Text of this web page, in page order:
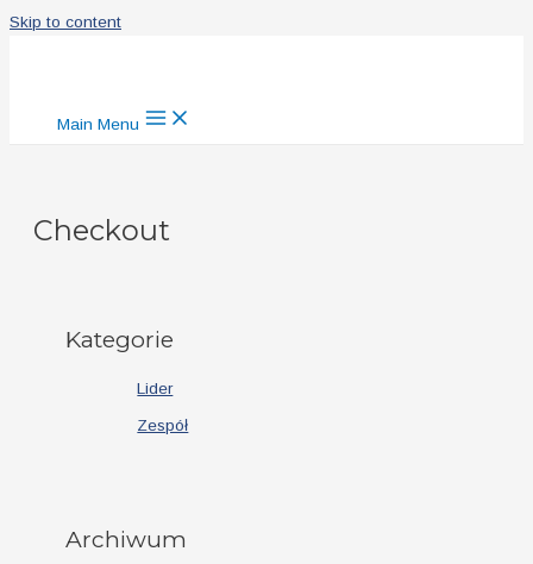
Skip to content
Main Menu
Checkout
Kategorie
Lider
Zespół
Archiwum